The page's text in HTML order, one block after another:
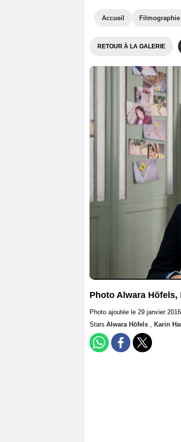
Accueil Filmographie
RETOUR À LA GALERIE
Photo Alwara
Photo ajoutée le 29 janvier 2016
Stars Alwara Höfels , Karin